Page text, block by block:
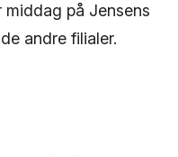
på Jensens
andre filialer.